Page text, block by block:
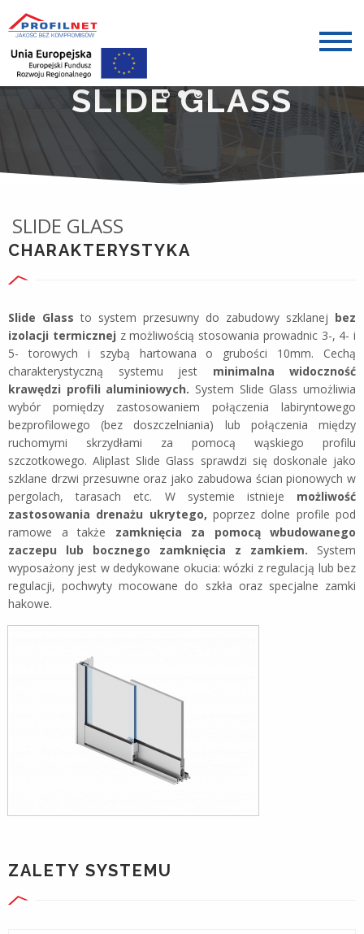
SLIDE GLASS
SLIDE GLASS
CHARAKTERYSTYKA
Slide Glass to system przesuwny do zabudowy szklanej bez
izolacji termicznej z możliwością stosowania prowadnic 3-, 4- i
5- torowych i szybą hartowana o grubości 10mm. Cechą
charakterystyczną systemu jest minimalna widoczność
krawędzi profili aluminiowych. System Slide Glass umożliwia
wybór pomiędzy zastosowaniem połączenia labiryntowego
bezprofilowego (bez doszczelniania) lub połączenia między
ruchomymi skrzydłami za pomocą wąskiego profilu
szczotkowego. Aliplast Slide Glass sprawdzi się doskonale jako
szklane drzwi przesuwne oraz jako zabudowa ścian pionowych w
pergolach, tarasach etc. W systemie istnieje możliwość
zastosowania drenażu ukrytego, poprzez dolne profile pod
ramowe a także zamknięcia za pomocą wbudowanego
zaczepu lub bocznego zamknięcia z zamkiem. System
wyposażony jest w dedykowane okucia: wózki z regulacją lub bez
regulacji, pochwyty mocowane do szkła oraz specjalne zamki
hakowe.
ZALETY SYSTEMU